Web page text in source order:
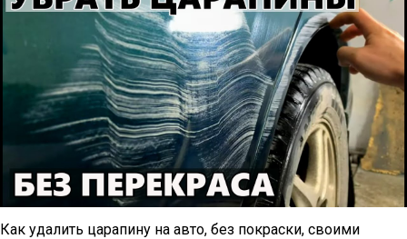
Как удалить царапину на авто, без покраски, своими